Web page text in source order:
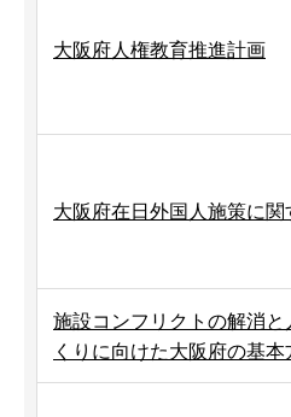
大阪府人権教育推進計画
大阪府在日外国人施策に関
施設コンフリクトの解消
くりに向けた大阪府の基本